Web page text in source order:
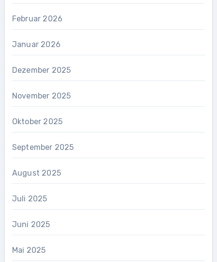
Februar 2026
Januar 2026
Dezember 2025
November 2025
Oktober 2025
September 2025
August 2025
Juli 2025
Juni 2025
Mai 2025